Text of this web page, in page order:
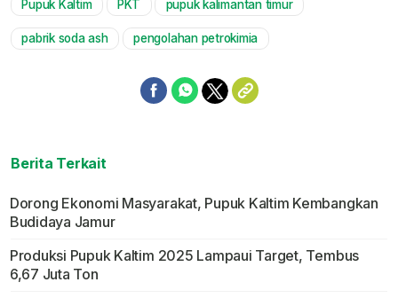
Pupuk Kaltim PKT pupuk kalimantan timur
pabrik soda ash pengolahan petrokimia
Berita Terkait
Dorong Ekonomi Masyarakat, Pupuk Kaltim Kembangkan
Budidaya Jamur
Produksi Pupuk Kaltim 2025 Lampaui Target, Tembus
6,67 Juta Ton